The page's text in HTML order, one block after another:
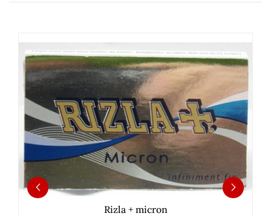
Rizla + micron